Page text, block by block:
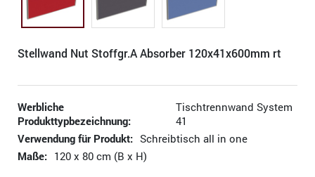
Stellwand Nut Stoffgr.A Absorber 120x41x600mm rt
Werbliche
Produkttypbezeichnung:
Tischtrennwand System
41
Verwendung für Produkt: Schreibtisch all in one
Maße: 120 x 80 cm (B x H)